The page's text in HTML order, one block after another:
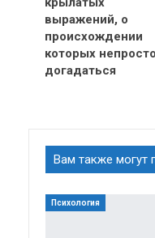
выражений, о
происхождении
которых непросто
догадаться
Вам также могут
Психология